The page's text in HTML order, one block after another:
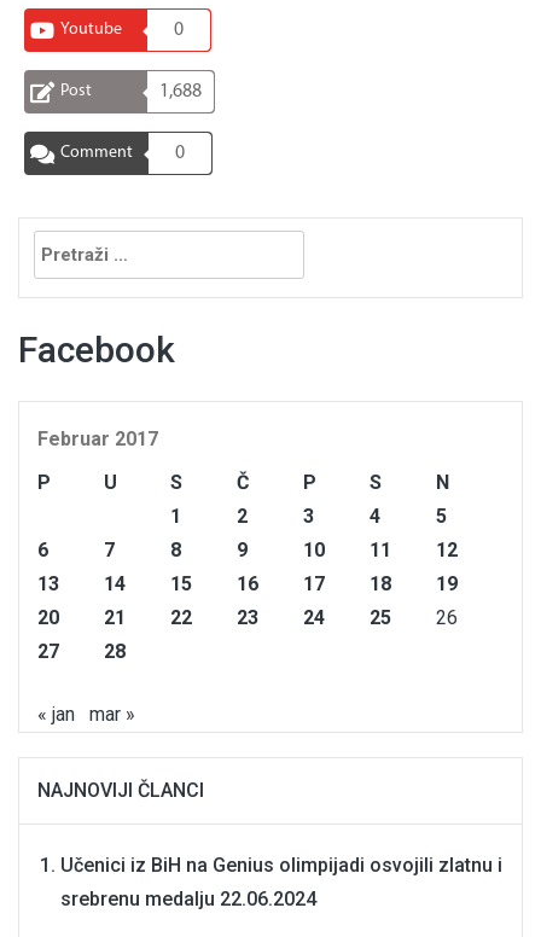
Youtube 0
Post 1,688
Comment 0
Pretraga:
Facebook
Februar 2017
P
U S Č P S
N
1
2 3 4
5
6
7 8 9 10 11
12
13
14 15 16 17 18
19
20
21 22 23 24 25
26
27
28
« jan mar »
NAJNOVIJI ČLANCI
Učenici iz BiH na Genius olimpijadi osvojili zlatnu i
srebrenu medalju 22.06.2024